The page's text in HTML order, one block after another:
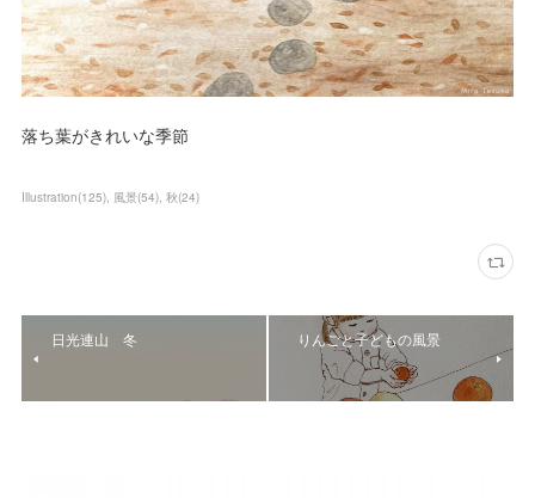
落ち葉がきれいな季節
Illustration(125) 風景(54) 秋(24)
日光連山 冬 りんごと子どもの風景